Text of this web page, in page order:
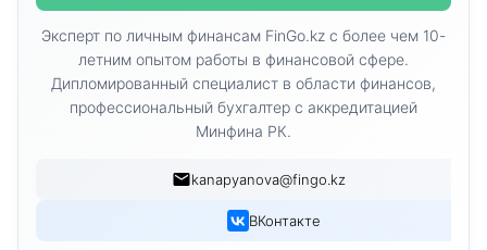
Эксперт по личным финансам FinGo.kz с более чем 10-
летним опытом работы в финансовой сфере.
Дипломированный специалист в области финансов,
профессиональный бухгалтер с аккредитацией
Минфина РК.
kanapyanova@fingo.kz
ВКонтакте